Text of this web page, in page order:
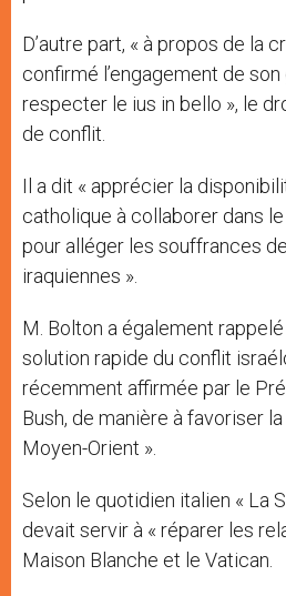
D’autre part, « à propos de la
confirmé l’engagement de
respecter le ius in bello », le
de conflit.
Il a dit « apprécier la
catholique à collaborer dans
pour alléger les souffrances
iraquiennes ».
M. Bolton a également rappelé
solution rapide du conflit
récemment affirmée par le
Bush, de manière à favoriser
Moyen-Orient ».
Selon le quotidien italien « La
devait servir à « réparer les
Maison Blanche et le Vatican.